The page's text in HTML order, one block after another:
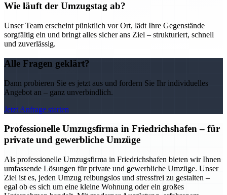
Wie läuft der Umzugstag ab?
Unser Team erscheint pünktlich vor Ort, lädt Ihre Gegenstände
sorgfältig ein und bringt alles sicher ans Ziel – strukturiert, schnell
und zuverlässig.
Alle Fragen geklärt?
Dann probieren Sie es jetzt aus und fordern Sie Ihr individuelles
Angebot an – ganz unverbindlich.
Jetzt Anfrage starten
Professionelle Umzugsfirma in Friedrichshafen – für
private und gewerbliche Umzüge
Als professionelle Umzugsfirma in Friedrichshafen bieten wir Ihnen
umfassende Lösungen für private und gewerbliche Umzüge. Unser
Ziel ist es, jeden Umzug reibungslos und stressfrei zu gestalten –
egal ob es sich um eine kleine Wohnung oder ein großes